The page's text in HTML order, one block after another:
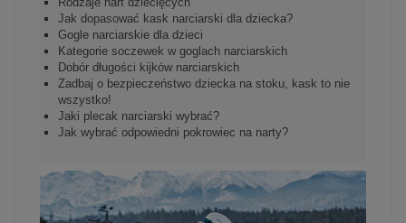
Jak dopasować kask narciarski dla dziecka?
Gogle narciarskie dla dzieci
Kategorie soczewek w goglach narciarskich
Dobór długości kijków narciarskich
Zadbaj o bezpieczeństwo dziecka na stoku, kask to nie
wszystko!
Jaki plecak narciarski wybrać?
Jak wybrać odpowiedni pokrowiec na narty?